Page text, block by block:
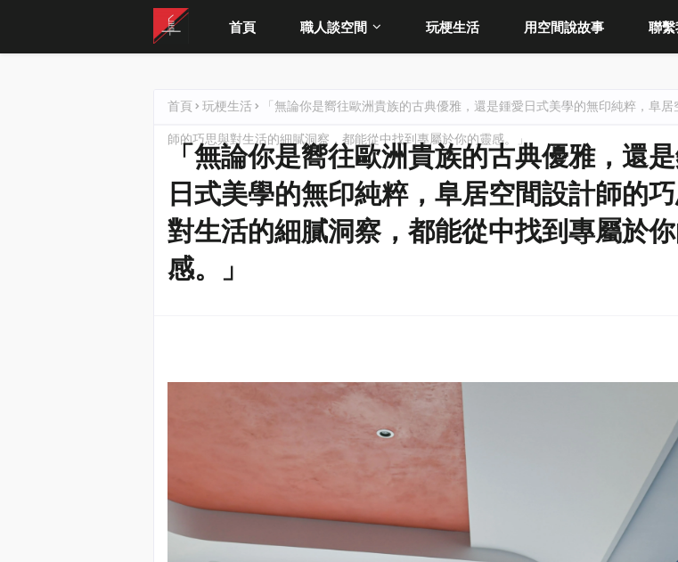
首頁 職人談空間 玩梗生活 用空間說故事 聯
首頁 玩梗生活
「無論你是嚮往歐洲貴族的古典優雅，還是鍾愛日式美學的無印純粹，阜
師的巧思與對生活的細膩洞察，都能從中找到專屬於你的靈感。」
「無論你是嚮往歐洲貴族的古典優雅，還
日式美學的無印純粹，阜居空間設計師的
對生活的細膩洞察，都能從中找到專屬於
感。」